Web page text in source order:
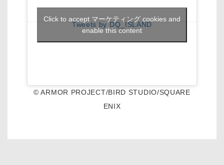
Tweets by DQ_ISLAND
Click to accept マーケティング cookies and
enable this content
© ARMOR PROJECT/BIRD STUDIO/SQUARE
ENIX